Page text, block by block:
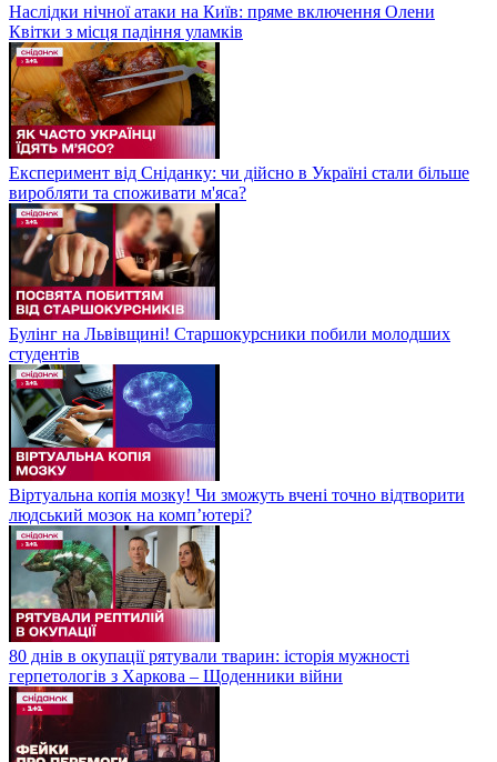
Наслідки нічної атаки на Київ: пряме включення Олени
Квітки з місця падіння уламків
Експеримент від Сніданку: чи дійсно в Україні стали більше
виробляти та споживати м'яса?
Булінг на Львівщині! Старшокурсники побили молодших
студентів
Віртуальна копія мозку! Чи зможуть вчені точно відтворити
людський мозок на компʼютері?
80 днів в окупації рятували тварин: історія мужності
герпетологів з Харкова – Щоденники війни